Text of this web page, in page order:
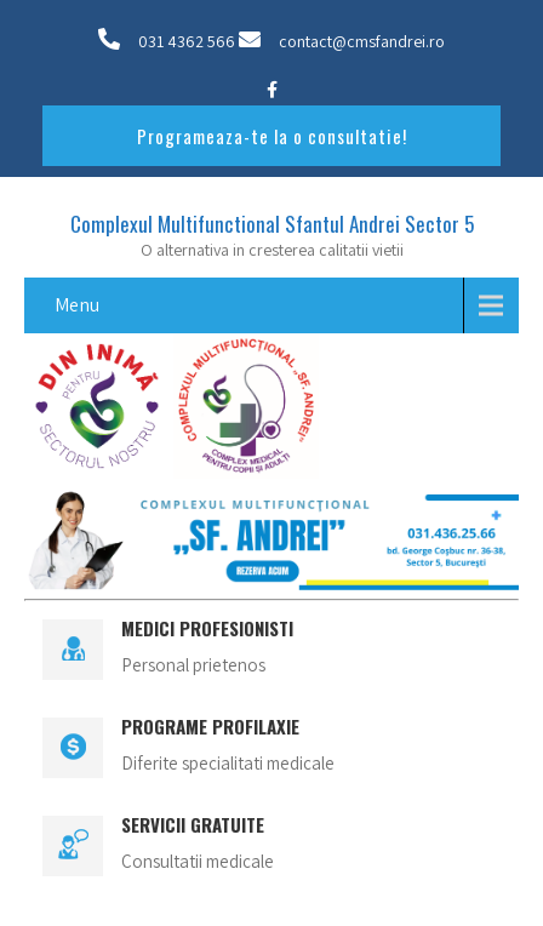
031 4362 566 contact@cmsfandrei.ro
Programeaza-te la o consultatie!
Complexul Multifunctional Sfantul Andrei Sector 5
O alternativa in cresterea calitatii vietii
Menu
MEDICI PROFESIONISTI
Personal prietenos
PROGRAME PROFILAXIE
Diferite specialitati medicale
SERVICII GRATUITE
Consultatii medicale